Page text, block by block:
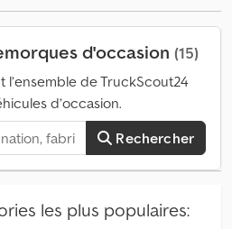
Jantes en aluminium Système anti-
d'occasion (15)
l’ensemble de TruckScout24
d’occasion.
Rechercher
les plus populaires: